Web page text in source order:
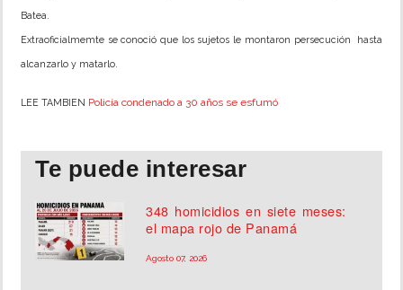
Batea.
Extraoficialmemte se conoció que los sujetos le montaron persecución hasta
alcanzarlo y matarlo.
LEE TAMBIEN Policía condenado a 30 años se esfumó
Te puede interesar
348 homicidios en siete meses:
el mapa rojo de Panamá
Agosto 07, 2026